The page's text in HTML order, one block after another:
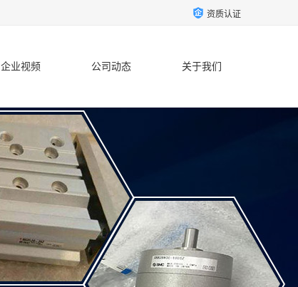
资质认证
企业视频 公司动态 关于我们